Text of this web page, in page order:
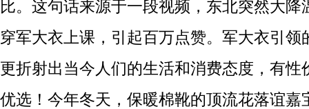
比。这句话来源于一段视频，东北突然大降
穿军大衣上课，引起百万点赞。军大衣引领
更折射出当今人们的生活和消费态度，有性
优选！今年冬天，保暖棉靴的顶流花落谊嘉